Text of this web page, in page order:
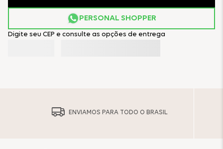
PERSONAL SHOPPER
Digite seu CEP e consulte as opções de entrega
ENVIAMOS PARA TODO O BRASIL